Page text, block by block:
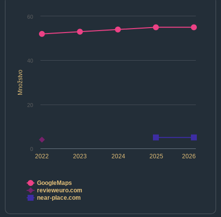
Množstvo
2022 2024 2026
2023 2025
0
20
40
60
GoogleMaps
revieweuro.com
near-place.com